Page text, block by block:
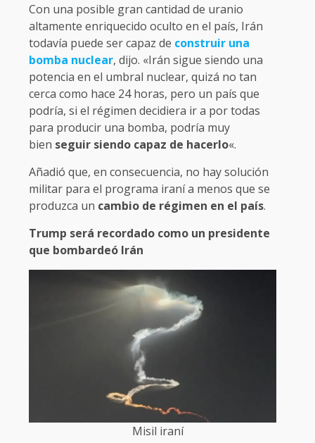
Con una posible gran cantidad de uranio
altamente enriquecido oculto en el país, Irán
todavía puede ser capaz de construir una
bomba nuclear, dijo. «Irán sigue siendo una
potencia en el umbral nuclear, quizá no tan
cerca como hace 24 horas, pero un país que
podría, si el régimen decidiera ir a por todas
para producir una bomba, podría muy
bien seguir siendo capaz de hacerlo«.
Añadió que, en consecuencia, no hay solución
militar para el programa iraní a menos que se
produzca un cambio de régimen en el país.
Trump será recordado como un presidente
que bombardeó Irán
Misil iraní